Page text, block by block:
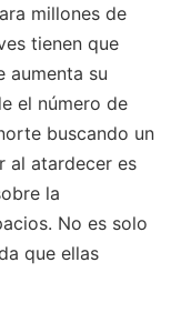
millones de
tienen que
aumenta su
el número de
buscando un
al atardecer es
la
No es solo
que ellas